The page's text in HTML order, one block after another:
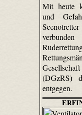
Mit heute
und
(DGzRS)
entgegen.